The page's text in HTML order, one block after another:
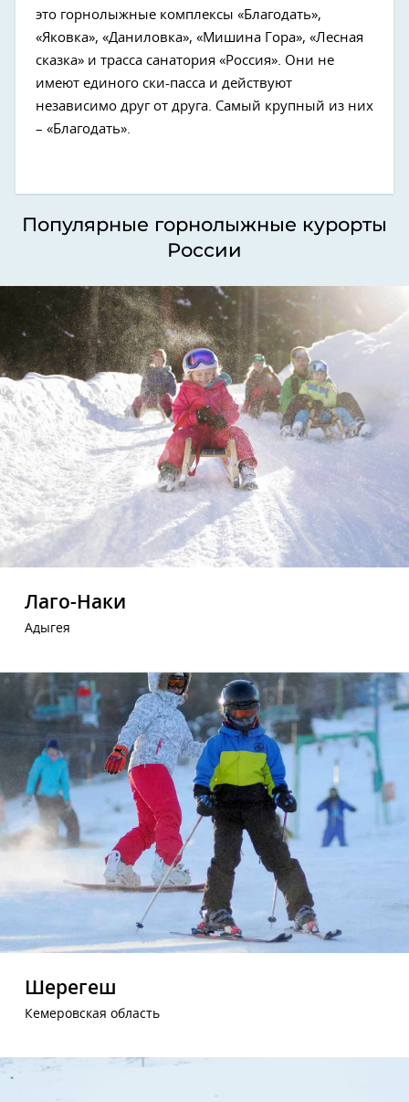
это горнолыжные комплексы «Благодать»,
«Яковка», «Даниловка», «Мишина Гора», «Лесная
сказка» и трасса санатория «Россия». Они не
имеют единого ски-пасса и действуют
независимо друг от друга. Самый крупный из них
– «Благодать».
Популярные горнолыжные курорты
России
Лаго-Наки
Адыгея
Шерегеш
Кемеровская область